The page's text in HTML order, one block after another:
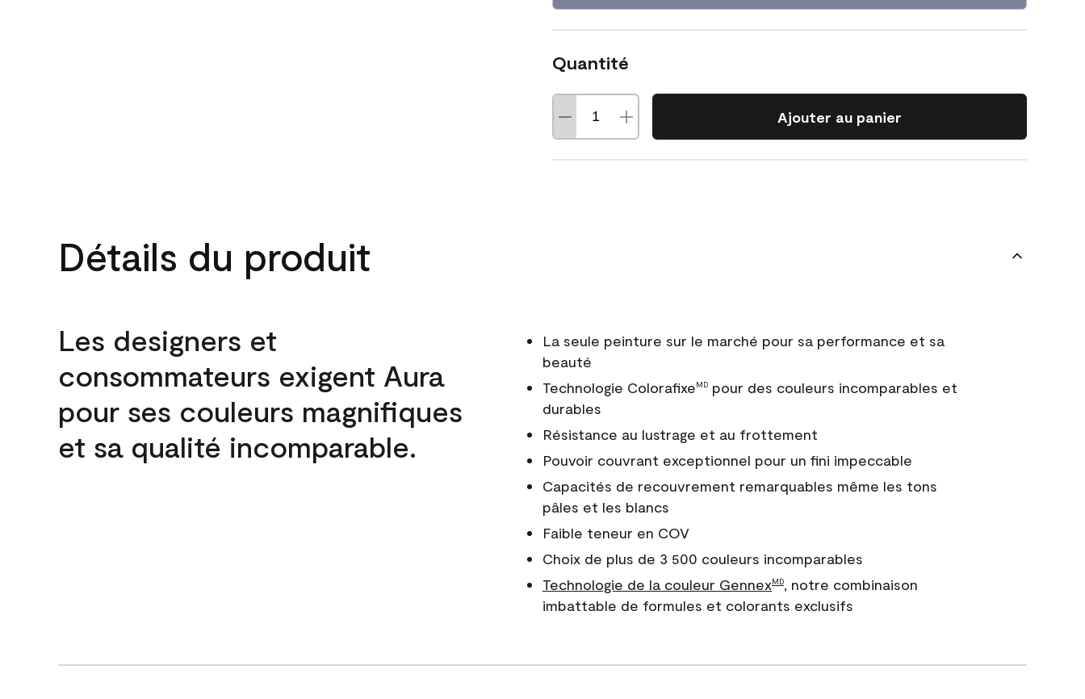
Quantité
Ajouter au panier
Détails du produit
Les designers et
consommateurs exigent Aura
pour ses couleurs magnifiques
et sa qualité incomparable.
La seule peinture sur le marché pour sa performance et sa
beauté
Technologie ColorafixeMDpour des couleurs incomparables et
durables
Résistance au lustrage et au frottement
Pouvoir couvrant exceptionnel pour un fini impeccable
Capacités de recouvrement remarquables même les tons
pâles et les blancs
Faible teneur en COV
Choix de plus de 3 500 couleurs incomparables
Technologie de la couleur GennexMD, notre combinaison
imbattable de formules et colorants exclusifs